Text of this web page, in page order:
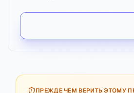
ПРЕЖДЕ ЧЕМ ВЕРИТЬ ЭТОМУ